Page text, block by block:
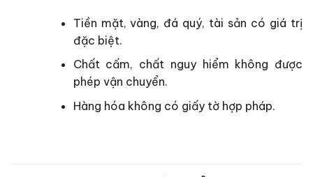
Tiền mặt, vàng, đá quý, tài sản có giá trị
đặc biệt.
Chất cấm, chất nguy hiểm không được
phép vận chuyển.
Hàng hóa không có giấy tờ hợp pháp.